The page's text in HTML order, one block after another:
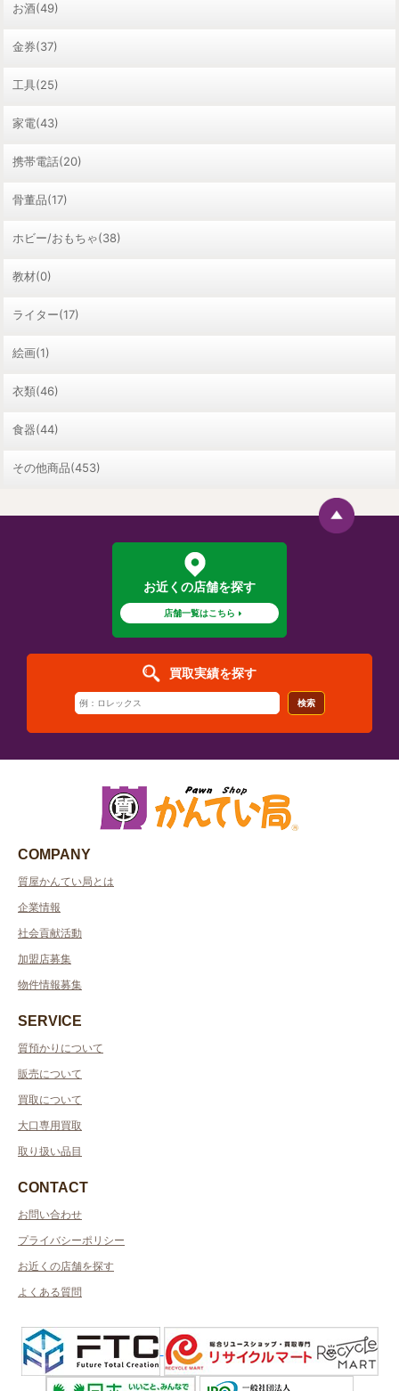
お酒(49)
金券(37)
工具(25)
家電(43)
携帯電話(20)
骨董品(17)
ホビー/おもちゃ(38)
教材(0)
ライター(17)
絵画(1)
衣類(46)
食器(44)
その他商品(453)
お近くの店舗を探す
店舗一覧はこちら
買取実績を探す
検索
COMPANY
質屋かんてい局とは
企業情報
社会貢献活動
加盟店募集
物件情報募集
SERVICE
質預かりについて
販売について
買取について
大口専用買取
取り扱い品目
CONTACT
お問い合わせ
プライバシーポリシー
お近くの店舗を探す
よくある質問